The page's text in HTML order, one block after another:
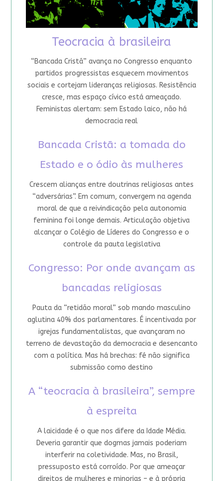
Teocracia à brasileira
“Bancada Cristã” avança no Congresso enquanto
partidos progressistas esquecem movimentos
sociais e cortejam lideranças religiosas. Resistência
cresce, mas espaço cívico está ameaçado.
Feministas alertam: sem Estado laico, não há
democracia real
Bancada Cristã: a tomada do
Estado e o ódio às mulheres
Crescem alianças entre doutrinas religiosas antes
“adversárias”. Em comum, convergem na agenda
moral de que a reivindicação pela autonomia
feminina foi longe demais. Articulação objetiva
alcançar o Colégio de Líderes do Congresso e o
controle da pauta legislativa
Congresso: Por onde avançam as
bancadas religiosas
Pauta da “retidão moral” sob mando masculino
aglutina 40% dos parlamentares. É incentivada por
igrejas fundamentalistas, que avançaram no
terreno de devastação da democracia e desencanto
com a política. Mas há brechas: fé não significa
submissão como destino
A “teocracia à brasileira”, sempre
à espreita
A laicidade é o que nos difere da Idade Média.
Deveria garantir que dogmas jamais poderiam
interferir na coletividade. Mas, no Brasil,
pressuposto está corroído. Por que ameaçar
direitos de mulheres e minorias – e à própria